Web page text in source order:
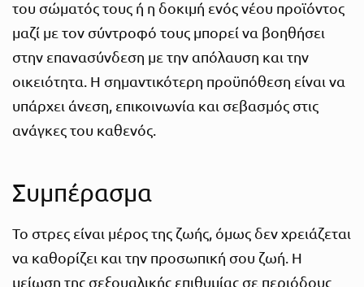
του σώματός τους ή η δοκιμή ενός νέου προϊόντος
μαζί με τον σύντροφό τους μπορεί να βοηθήσει
στην επανασύνδεση με την απόλαυση και την
οικειότητα. Η σημαντικότερη προϋπόθεση είναι να
υπάρχει άνεση, επικοινωνία και σεβασμός στις
ανάγκες του καθενός.
Συμπέρασμα
Το στρες είναι μέρος της ζωής, όμως δεν χρειάζεται
να καθορίζει και την προσωπική σου ζωή. Η
μείωση της σεξουαλικής επιθυμίας σε περιόδους